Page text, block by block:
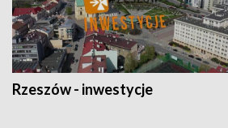
Rzeszów - inwestycje